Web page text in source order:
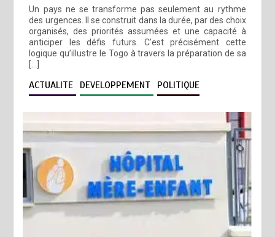
Un pays ne se transforme pas seulement au rythme
des urgences. Il se construit dans la durée, par des choix
organisés, des priorités assumées et une capacité à
anticiper les défis futurs. C’est précisément cette
logique qu’illustre le Togo à travers la préparation de sa
[…]
ACTUALITE DEVELOPPEMENT POLITIQUE